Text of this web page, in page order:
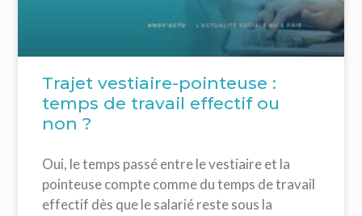
Trajet vestiaire-pointeuse :
temps de travail effectif ou
non ?
Oui, le temps passé entre le vestiaire et la
pointeuse compte comme du temps de travail
effectif dès que le salarié reste sous la